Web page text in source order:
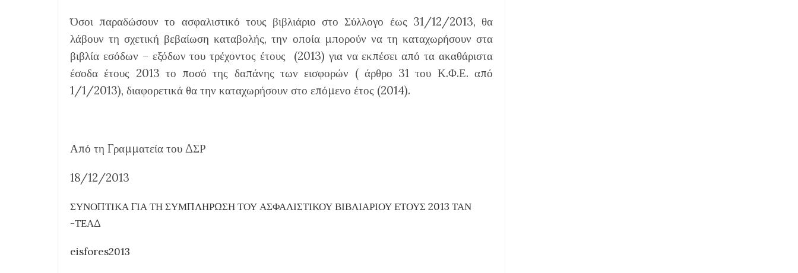
Όσοι παραδώσουν το ασφαλιστικό τους βιβλιάριο στο Σύλλογο έως 31/12/2013, θα
λάβουν τη σχετική βεβαίωση καταβολής, την οποία μπορούν να τη καταχωρήσουν στα
βιβλία εσόδων – εξόδων του τρέχοντος έτους
(2013) για να εκπέσει από τα ακαθάριστα
έσοδα έτους 2013 το ποσό της δαπάνης των εισφορών ( άρθρο 31 του Κ.Φ.Ε. από
1/1/2013), διαφορετικά θα την καταχωρήσουν στο επόμενο έτος (2014).
Από τη Γραμματεία του ΔΣΡ
18/12/2013
ΣΥΝΟΠΤΙΚΑ ΓΙΑ ΤΗ ΣΥΜΠΛΗΡΩΣΗ ΤΟΥ ΑΣΦΑΛΙΣΤΙΚΟΥ ΒΙΒΛΙΑΡΙΟΥ ΕΤΟΥΣ 2013 ΤΑΝ
-ΤΕΑΔ
eisfores2013